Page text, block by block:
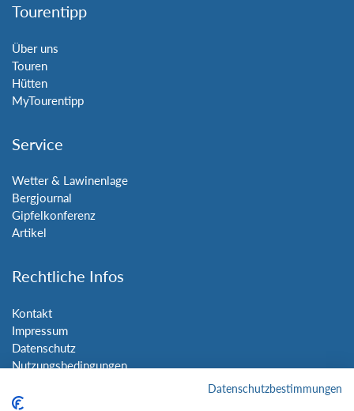
Tourentipp
Über uns
Touren
Hütten
MyTourentipp
Service
Wetter & Lawinenlage
Bergjournal
Gipfelkonferenz
Artikel
Rechtliche Infos
Kontakt
Impressum
Datenschutz
Nutzungsbedingungen
Datenschutzbestimmungen